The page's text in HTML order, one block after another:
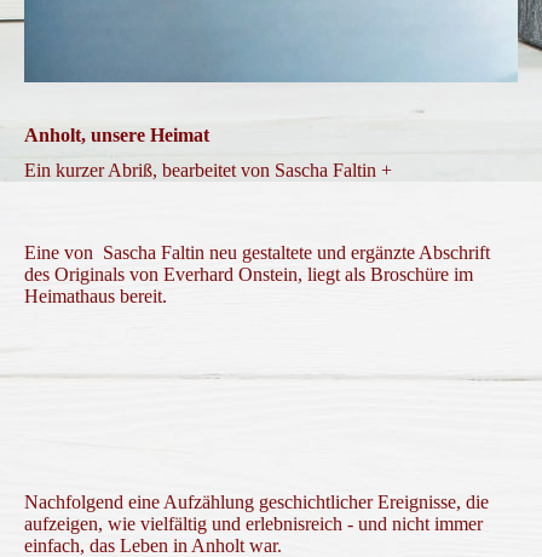
Anholt, unsere Heimat
Ein kurzer Abriß, bearbeitet von Sascha Faltin +
Eine von Sascha Faltin neu gestaltete und ergänzte Abschrift
des Originals von Everhard Onstein, liegt als Broschüre im
Heimathaus bereit.
Nachfolgend eine Aufzählung geschichtlicher Ereignisse, die
aufzeigen, wie vielfältig und erlebnisreich - und nicht immer
einfach, das Leben in Anholt war.